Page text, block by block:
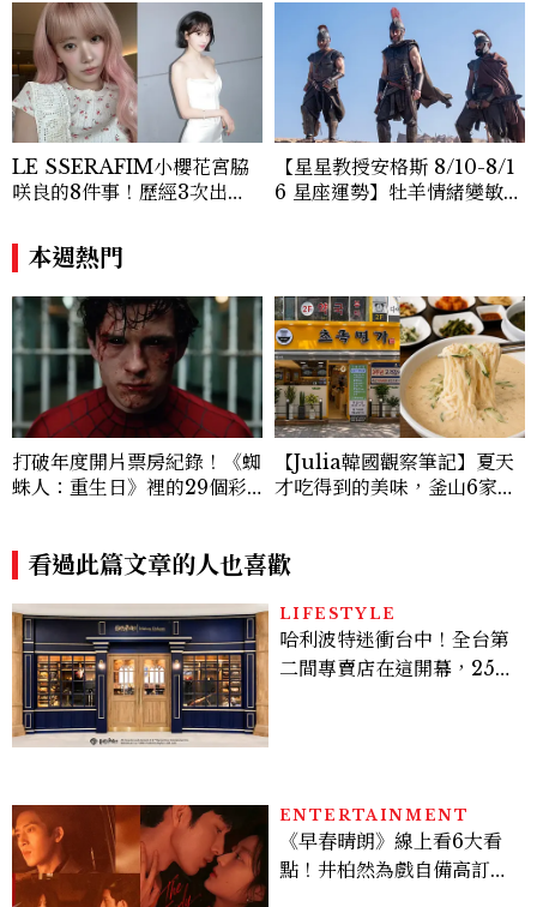
LE SSERAFIM小櫻花宮脇
咲良的8件事！歷經3次出
王、靠「這招」養成17吋螞蟻
腰
【星星教授安格斯 8/10-8/1
6 星座運勢】牡羊情緒變敏
本週熱門
打破年度開片票房紀錄！《蜘
蛛人：重生日》裡的29個彩
【Julia韓國觀察筆記】夏天
才吃得到的美味，釜山6家人
看過此篇文章的人也喜歡
LIFESTYLE
哈利波特迷衝台中！全台第
二間專賣店在這開幕，25週
ENTERTAINMENT
《早春晴朗》線上看6大看
點！井柏然為戲自備高訂，